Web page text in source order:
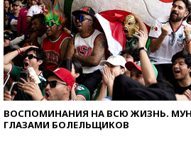
ВОСПОМИНАНИЯ НА ВСЮ ЖИЗНЬ.
ГЛАЗАМИ БОЛЕЛЬЩИКОВ